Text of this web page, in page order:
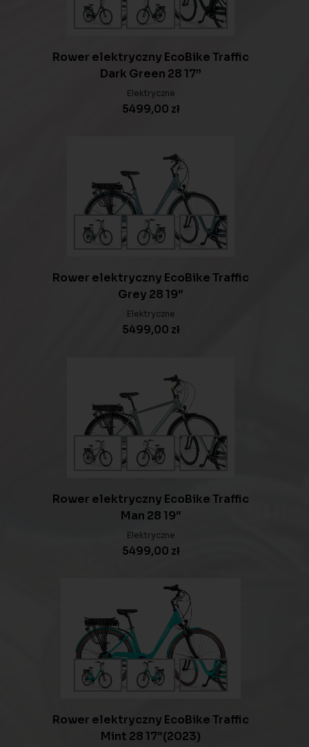
Rower elektryczny EcoBike Traffic
Dark Green 28 17”
Elektryczne
5499,00 zł
Rower elektryczny EcoBike Traffic
Grey 28 19″
Elektryczne
5499,00 zł
Rower elektryczny EcoBike Traffic
Man 28 19″
Elektryczne
5499,00 zł
Rower elektryczny EcoBike Traffic
Mint 28 17″(2023)